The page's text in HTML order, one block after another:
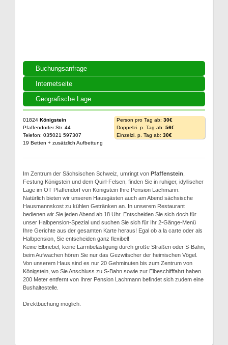
Buchungsanfrage
Internetseite
Geografische Lage
01824 Königstein
Pfaffendorfer Str. 44
Telefon: 035021 597307
19 Betten + zusätzlich Aufbettung
Person pro Tag ab: 30€
Doppelzi. p. Tag ab: 56€
Einzelzi. p. Tag ab: 30€
Im Zentrum der Sächsischen Schweiz, umringt von Pfaffenstein
Festung Königstein und dem Quirl-Felsen, finden Sie in ruhiger, idyllischer
Lage im OT Pfaffendorf von Königstein Ihre Pension Lachmann.
Natürlich bieten wir unseren Hausgästen auch am Abend sächsische
Hausmannskost zu kühlen Getränken an. In unserem Restaurant
bedienen wir Sie jeden Abend ab 18 Uhr. Entscheiden Sie sich doch für
unser Halbpension-Spezial und suchen Sie sich für Ihr 2-Gänge-Menü
Ihre Gerichte aus der gesamten Karte heraus! Egal ob a la carte oder als
Halbpension, Sie entscheiden ganz flexibel!
Keine Elbnebel, keine Lärmbelästigung durch große Straßen oder S-Bahn,
beim Aufwachen hören Sie nur das Gezwitscher der heimischen Vögel.
Von unserem Haus sind es nur 20 Gehminuten bis zum Zentrum von
Königstein, wo Sie Anschluss zu S-Bahn sowie zur Elbeschifffahrt haben.
200 Meter entfernt von Ihrer Pension Lachmann befindet sich zudem eine
Bushaltestelle.
Direktbuchung möglich.